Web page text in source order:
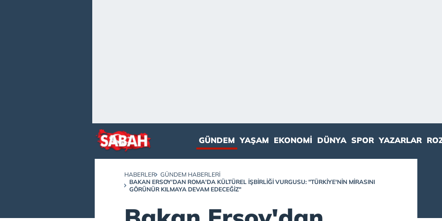
GÜNDEM YAŞAM EKONOMI DÜNYA SPOR YAZARLAR
HABERLER
GÜNDEM HABERLERI
BAKAN ERSOY'DAN ROMA'DA KÜLTÜREL IŞBIRLIĞI VURGUSU: "TÜRKIYE'NIN MIRASINI
GÖRÜNÜR KILMAYA DEVAM EDECEĞIZ"